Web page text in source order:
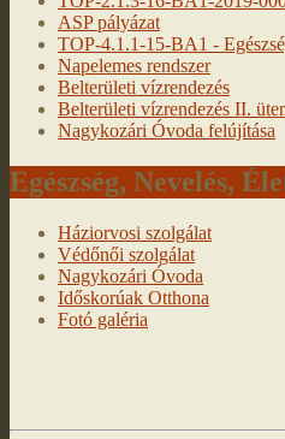
ASP pályázat
TOP-4.1.1-15-BA1 -
Napelemes rendszer
Belterületi vízrendezés
Belterületi vízrendezés II.
Nagykozári Óvoda felújítása
Egészség, Nevelés,
Háziorvosi szolgálat
Védőnői szolgálat
Nagykozári Óvoda
Időskorúak Otthona
Fotó galéria